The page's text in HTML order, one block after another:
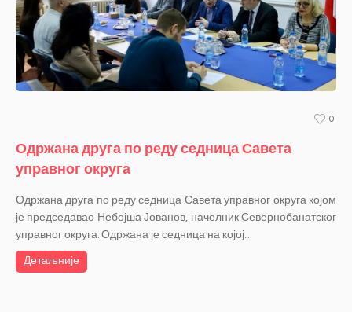
0
Одржана друга по реду седница Савета
управног округа
Одржана друга по реду седница Савета управног округа којом
је председавао Небојша Јованов, начелник Севернобанатског
управног округа. Одржана је седница на којој...
Детаљније